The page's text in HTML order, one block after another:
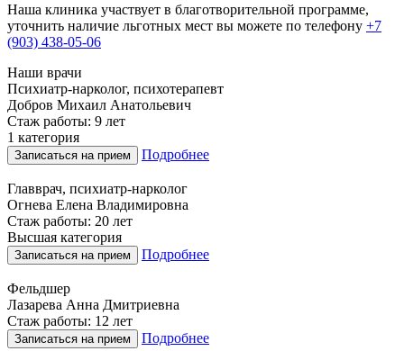
Наша клиника участвует в благотворительной программе,
уточнить наличие льготных мест вы можете по телефону +7
(903) 438-05-06
Наши врачи
Психиатр-нарколог, психотерапевт
Добров Михаил Анатольевич
Стаж работы: 9 лет
1 категория
Записаться на прием Подробнее
Главврач, психиатр-нарколог
Огнева Елена Владимировна
Стаж работы: 20 лет
Высшая категория
Записаться на прием Подробнее
Фельдшер
Лазарева Анна Дмитриевна
Стаж работы: 12 лет
Записаться на прием Подробнее